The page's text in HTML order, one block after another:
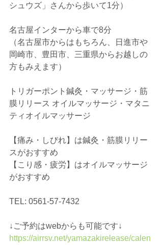
シュウズ」さんから歩いて1分）
名古屋インターから車で8分
（名古屋市からはもちろん、日進市や
岡崎市、豊田市、三重県からお越しの
方もみえます）
トリガーポント鍼灸・マッサージ・筋
膜リリース オイルマッサージ・マタニ
ティオイルマッサージ
【痛み・しびれ】は鍼灸・筋膜リリー
スがおすすめ
【こり感・疲労】はオイルマッサージ
がおすすめ
TEL: 0561-57-7432
↓ご予約はwebからも可能です↓
https://airrsv.net/yamazakirelease/calen